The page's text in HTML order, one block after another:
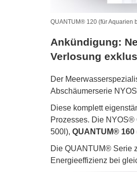
QUANTUM® 120 (für Aquarien
Ankündigung:
Verlosung
Der
Abschäumerserie
Diese komplett
Prozesses. Die
500l), QUANTUM® 160
Die QUANTUM® Serie
Energieeffizienz bei